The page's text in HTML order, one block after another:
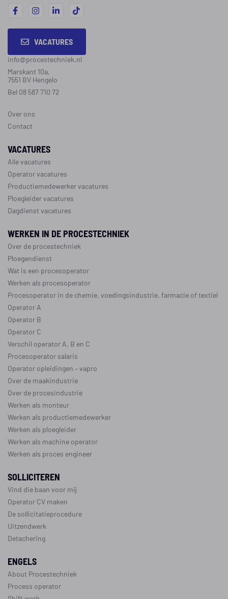
VACATURES
info@procestechniek.nl
Marskant 10a,
7551 BV Hengelo
Bel 08 587 710 72
Over ons
Contact
VACATURES
Alle vacatures
Operator vacatures
Productiemedewerker vacatures
Ploegleider vacatures
Dagdienst vacatures
WERKEN IN DE PROCESTECHNIEK
Over de procestechniek
Ploegendienst
Wat is een procesoperator
Werken als procesoperator
Procesoperator in de chemie, voedingsindustrie, farmacie oftextiel
Operator A
Operator B
Operator C
Verschil operator A, B en C
Procesoperator salaris
Operator opleidingen –vapro
Over de maakindustrie
Over de procesindustrie
Werken als monteur
Werken als productiemedewerker
Werken als ploegleider
Werken als machine operator
Werken als proces engineer
SOLLICITEREN
Vind die baan voor mij
Operator CV maken
De sollicitatieprocedure
Uitzendwerk
Detachering
ENGELS
About Procestechniek
Process operator